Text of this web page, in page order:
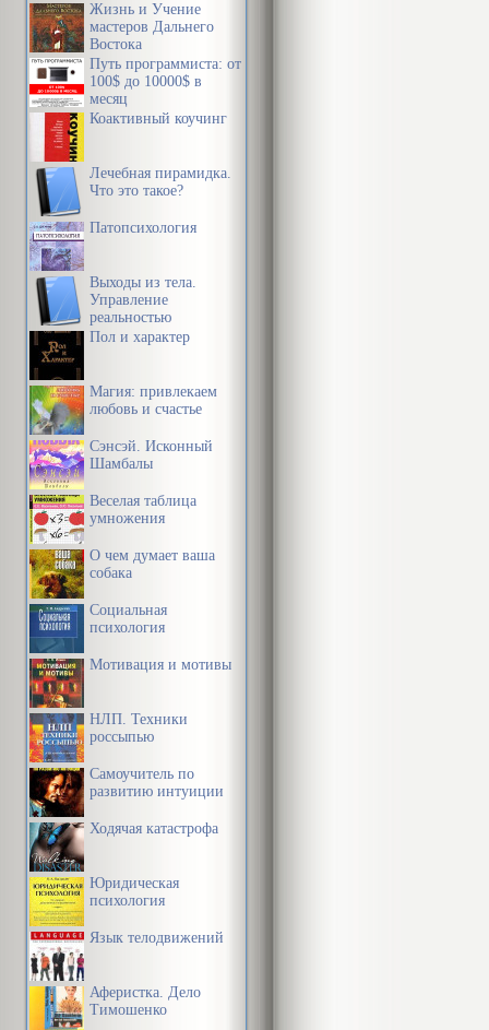
Жизнь и Учение
мастеров Дальнего
Востока
Путь программиста: от
100$ до 10000$ в
месяц
Коактивный коучинг
Лечебная пирамидка.
Что это такое?
Патопсихология
Выходы из тела.
Управление
реальностью
Пол и характер
Магия: привлекаем
любовь и счастье
Сэнсэй. Исконный
Шамбалы
Веселая таблица
умножения
О чем думает ваша
собака
Социальная
психология
Мотивация и мотивы
НЛП. Техники
россыпью
Самоучитель по
развитию интуиции
Ходячая катастрофа
Юридическая
психология
Язык телодвижений
Аферистка. Дело
Тимошенко